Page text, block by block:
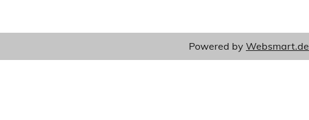
Powered by Websmart.de